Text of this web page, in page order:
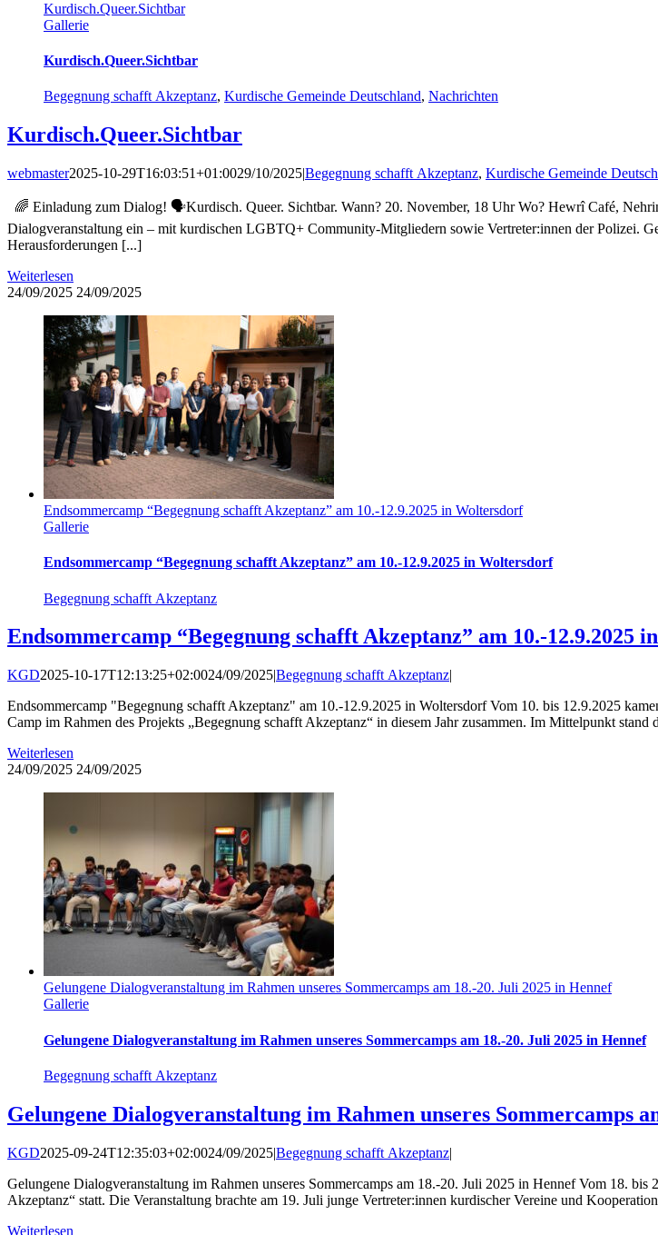
Kurdisch.Queer.Sichtbar
Gallerie
Kurdisch.Queer.Sichtbar
Begegnung schafft Akzeptanz, Kurdische Gemeinde Deutschland, Nachrichten
Kurdisch.Queer.Sichtbar
webmaster2025-10-29T16:03:51+01:0029/10/2025|Begegnung schafft Akzeptanz, Kurdische Gemeinde
🌈 Einladung zum Dialog! 🗣️Kurdisch. Queer. Sichtbar. Wann? 20. November, 18 Uhr Wo? Hewrî Café,
Dialogveranstaltung ein – mit kurdischen LGBTQ+ Community-Mitgliedern sowie Vertreter:innen der Polizei.
Herausforderungen [...]
Weiterlesen
24/09/2025 24/09/2025
Endsommercamp “Begegnung schafft Akzeptanz” am 10.-12.9.2025 in Woltersdorf
Gallerie
Endsommercamp “Begegnung schafft Akzeptanz” am 10.-12.9.2025 in Woltersdorf
Begegnung schafft Akzeptanz
Endsommercamp “Begegnung schafft Akzeptanz” am 10.-12.9.2025
KGD2025-10-17T12:13:25+02:0024/09/2025|Begegnung schafft Akzeptanz|
Endsommercamp "Begegnung schafft Akzeptanz" am 10.-12.9.2025 in Woltersdorf Vom 10. bis 12.9.2025
Camp im Rahmen des Projekts „Begegnung schafft Akzeptanz“ in diesem Jahr zusammen. Im Mittelpunkt
Weiterlesen
24/09/2025 24/09/2025
Gelungene Dialogveranstaltung im Rahmen unseres Sommercamps am 18.-20. Juli 2025 in Hennef
Gallerie
Gelungene Dialogveranstaltung im Rahmen unseres Sommercamps am 18.-20. Juli 2025 in Hennef
Begegnung schafft Akzeptanz
Gelungene Dialogveranstaltung im Rahmen unseres Sommercamps
KGD2025-09-24T12:35:03+02:0024/09/2025|Begegnung schafft Akzeptanz|
Gelungene Dialogveranstaltung im Rahmen unseres Sommercamps am 18.-20. Juli 2025 in Hennef Vom 18.
Akzeptanz“ statt. Die Veranstaltung brachte am 19. Juli junge Vertreter:innen kurdischer Vereine und
Weiterlesen